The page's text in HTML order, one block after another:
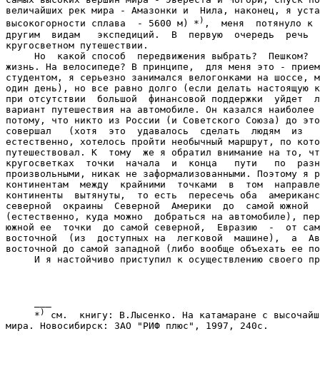
величайших рек мира - Амазонки и  Нила, наконец, я
высокогорности сплава  - 5600 м)
* ) ,  меня  потянуло к
другим  видам   экспедиций.  В  первую  очередь
кругосветном путешествии.
Но  какой способ  передвижения выбрать?  Пешком?
жизнь. На велосипеде? В принципе,  для меня это -
студентом, я серьезно занимался велогонками на
один день), но все равно долго (если делать настоящую
при отсутствии  большой  финансовой поддержки  уйдет
вариант путешествия на автомобиле. Он казался наиболее
потому, что никто из России (и Советского Союза) до
совершал   (хотя  это  удавалось  сделать  людям  из
естественно, хотелось пройти необычный маршрут, по
путешествовал. К  тому  же я обратил внимание на то,
кругосветках  точки  начала  и  конца   пути   по
произвольными, никак не заформализованными. Поэтому я
континентам  между  крайними  точками  в  том
континенты  вытянуты,  то есть  пересечь оба
северной  окраины  Северной  Америки  до  самой южной
(естественно, куда можно  добраться на автомобиле),
южной ее  точки  до самой северной,  Евразию  -  от
восточной  (из  доступных на  легковой  машине),  а
восточной до самой западной (либо вообще объехать ее
И я настойчиво приступил к осуществлению своего
     *
)
см.  книгу: В.Лысенко. На катамаране с
мира. Новосибирск: ЗАО "РИФ плюс", 1997, 240с.